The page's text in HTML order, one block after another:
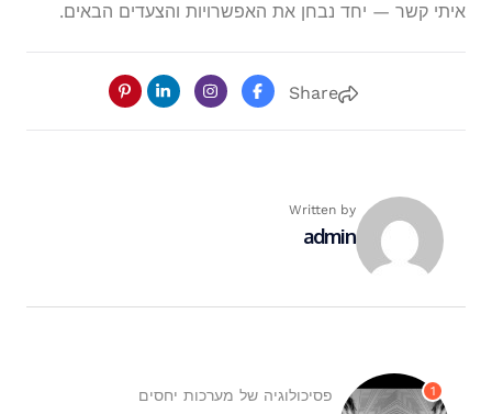
איתי קשר — יחד נבחן את האפשרויות והצעדים הבאים.
Share
Written by
admin
1 פסיכולוגיה של מערכות יחסים